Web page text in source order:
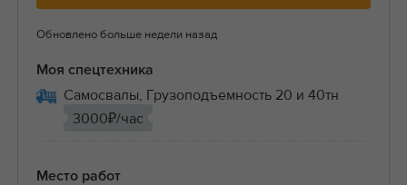
Обновлено больше недели назад
Моя спецтехника
Самосвалы, Грузоподъемность 20 и 40тн
3000₽/час
Место работ